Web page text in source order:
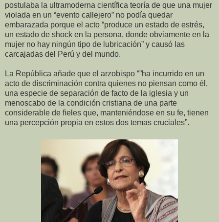
postulaba la ultramoderna científica teoría de que una mujer
violada en un “evento callejero” no podía quedar
embarazada porque el acto “produce un estado de estrés,
un estado de shock en la persona, donde obviamente en la
mujer no hay ningún tipo de lubricación” y causó las
carcajadas del Perú y del mundo.
La República añade que el arzobispo “”ha incurrido en un
acto de discriminación contra quienes no piensan como él,
una especie de separación de facto de la iglesia y un
menoscabo de la condición cristiana de una parte
considerable de fieles que, manteniéndose en su fe, tienen
una percepción propia en estos dos temas cruciales”.